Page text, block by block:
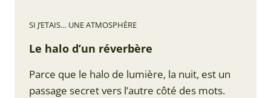
SI J’ETAIS… UNE ATMOSPHÈRE
Le halo d’un réverbère
Parce que le halo de lumière, la nuit, est un
passage secret vers l’autre côté des mots.